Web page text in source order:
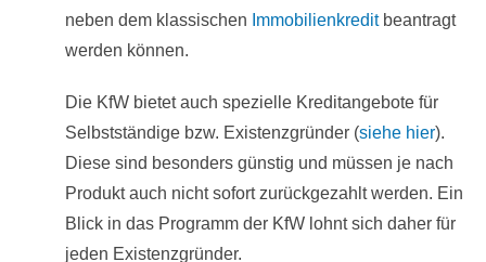
neben dem klassischen Immobilienkreditbeantragt
werden können.
Die KfW bietet auch spezielle Kreditangebote für
Selbstständige bzw. Existenzgründer (siehe hier).
Diese sind besonders günstig und müssen je nach
Produkt auch nicht sofort zurückgezahlt werden. Ein
Blick in das Programm der KfW lohnt sich daher für
jeden Existenzgründer.